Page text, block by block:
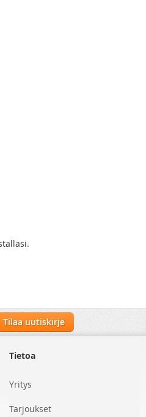
Tilaa uutiskirje
Tietoa
Yritys
Tarjoukset